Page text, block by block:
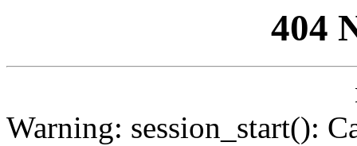
404
Warning: session_start():